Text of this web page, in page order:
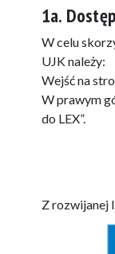
1a.
W celu
UJK należy:
Wejść na
W prawym
do LEX”.
Z rozwijanej